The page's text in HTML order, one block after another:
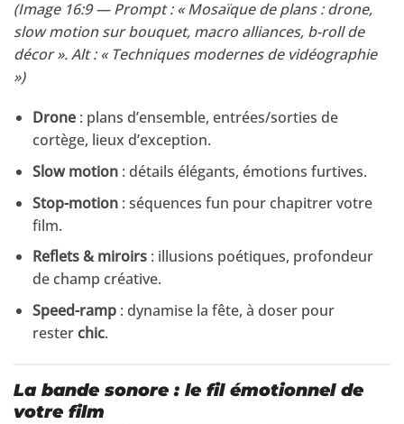
(Image 16:9 — Prompt : « Mosaïque de plans : drone,
slow motion sur bouquet, macro alliances, b-roll de
décor ». Alt : « Techniques modernes de vidéographie
»)
Drone: plans d’ensemble, entrées/sorties de
cortège, lieux d’exception.
Slow motion: détails élégants, émotions furtives.
Stop-motion: séquences fun pour chapitrer votre
film.
Reflets & miroirs: illusions poétiques, profondeur
de champ créative.
Speed-ramp: dynamise la fête, à doser pour
rester chic.
La bande sonore : le fil émotionnel de
votre film